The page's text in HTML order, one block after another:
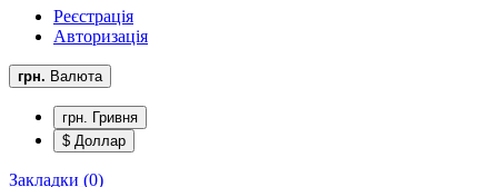
Реєстрація
Авторизація
грн. Валюта
грн. Гривня
$ Доллар
Закладки (0)